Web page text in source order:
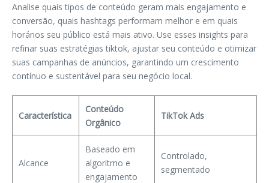
Analise quais tipos de conteúdo geram mais engajamento e
conversão, quais hashtags performam melhor e em quais
horários seu público está mais ativo. Use esses insights para
refinar suas estratégias tiktok, ajustar seu conteúdo e otimizar
suas campanhas de anúncios, garantindo um crescimento
contínuo e sustentável para seu negócio local.
Característica
Conteúdo
Orgânico
TikTok Ads
Alcance
Baseado em
algoritmo e
engajamento
Controlado,
segmentado